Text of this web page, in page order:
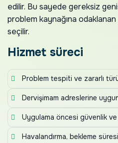
edilir. Bu sayede gereksiz
problem kaynağına
seçilir.
Hizmet süreci
Problem tespiti ve zararlı
Dervişimam adreslerine
Uygulama öncesi güvenlik ve
Havalandırma, bekleme